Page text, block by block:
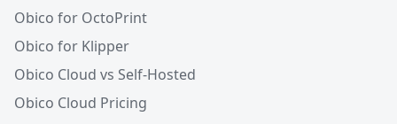
Obico for OctoPrint
Obico for Klipper
Obico Cloud vs Self-Hosted
Obico Cloud Pricing